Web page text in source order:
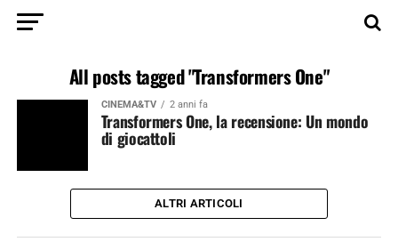
All posts tagged "Transformers One"
CINEMA&TV 2 anni fa
Transformers One, la recensione: Un mondo
di giocattoli
ALTRI ARTICOLI